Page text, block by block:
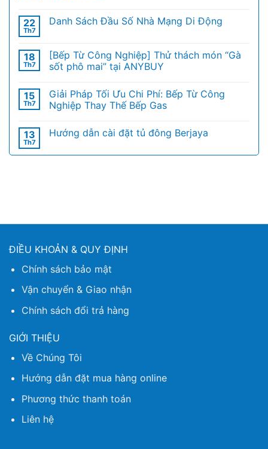
22
Th7
Danh Sách Đầu Số Nhà Mạng Di Động
18
Th7
[Bếp Từ Công Nghiệp] Thử thách món “Gà
sốt phô mai” tại ANYBUY
15
Th7
Giải Pháp Tối Ưu Chi Phí: Bếp Từ Công
Nghiệp Thay Thế Bếp Gas
13
Th7
Hướng dẫn cài đặt tủ đông Berjaya
ĐIỀU KHOẢN & QUY ĐỊNH
Chính sách bảo mật
Vận chuyển & Giao nhận
Chính sách đổi trả hàng
GIỚI THIỆU
Về Chúng Tôi
Hướng dẫn đặt mua hàng online
Phương thức thanh toán
Liên hệ